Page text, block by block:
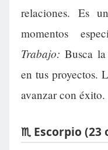
relaciones. Es
momentos
Trabajo: Busca
en tus proyectos.
avanzar con éxito.
♏ Escorpio (23